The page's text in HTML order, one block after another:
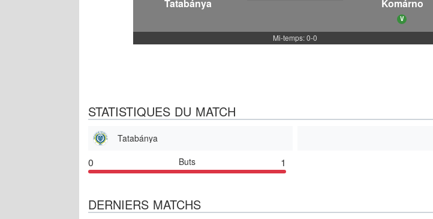
Tatabánya Komárno
V
Mi-temps: 0-0
STATISTIQUES DU MATCH
Tatabánya
0 Buts 1
DERNIERS MATCHS